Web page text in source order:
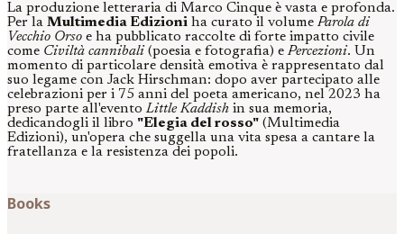
La produzione letteraria di Marco Cinque è vasta e profonda.
Per la Multimedia Edizioni ha curato il volume Parola di
Vecchio Orso e ha pubblicato raccolte di forte impatto civile
come Civiltà cannibali (poesia e fotografia) e Percezioni. Un
momento di particolare densità emotiva è rappresentato dal
suo legame con Jack Hirschman: dopo aver partecipato alle
celebrazioni per i 75 anni del poeta americano, nel 2023 ha
preso parte all'evento Little Kaddish in sua memoria,
dedicandogli il libro "Elegia del rosso" (Multimedia
Edizioni), un'opera che suggella una vita spesa a cantare la
fratellanza e la resistenza dei popoli.
Books